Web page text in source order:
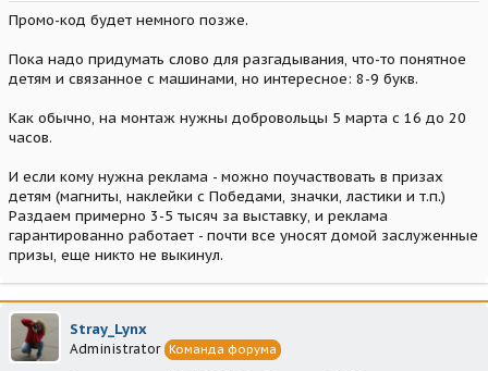
Промо-код будет немного позже.
Пока надо придумать слово для разгадывания, что-то понятное
детям и связанное с машинами, но интересное: 8-9 букв.
Как обычно, на монтаж нужны добровольцы 5 марта с 16 до 20
часов.
И если кому нужна реклама - можно поучаствовать в призах
детям (магниты, наклейки с Победами, значки, ластики и т.п.)
Раздаем примерно 3-5 тысяч за выставку, и реклама
гарантированно работает - почти все уносят домой заслуженные
призы, еще никто не выкинул.
Stray_Lynx
Administrator Команда форума